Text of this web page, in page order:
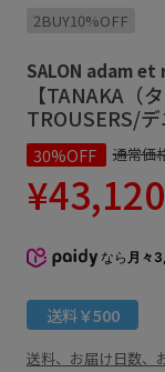
2BUY10%OFF
SALON adam et
【TANAKA（
TROUSERS/
30%OFF 通常価
¥43,120
なら 月々
送料￥500
送料、お届け日数、